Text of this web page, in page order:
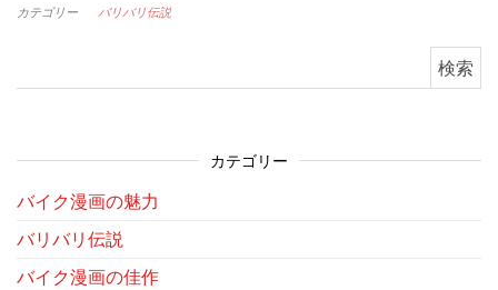
カテゴリー バリバリ伝説
カテゴリー
バイク漫画の魅力
バリバリ伝説
バイク漫画の佳作